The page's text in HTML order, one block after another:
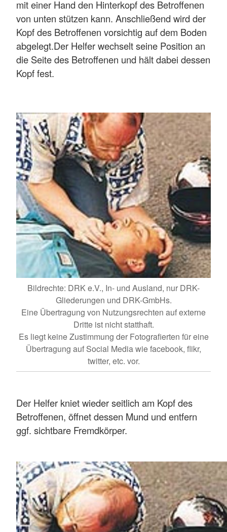
mit einer Hand den Hinterkopf des Betroffenen
von unten stützen kann. Anschließend wird der
Kopf des Betroffenen vorsichtig auf dem Boden
abgelegt.Der Helfer wechselt seine Position an
die Seite des Betroffenen und hält dabei dessen
Kopf fest.
Bildrechte: DRK e.V., In- und Ausland, nur DRK-
Gliederungen und DRK-GmbHs.
Eine Übertragung von Nutzungsrechten auf externe
Dritte ist nicht statthaft.
Es liegt keine Zustimmung der Fotografierten für eine
Übertragung auf Social Media wie facebook, flikr,
twitter, etc. vor.
Der Helfer kniet wieder seitlich am Kopf des
Betroffenen, öffnet dessen Mund und entfern
ggf. sichtbare Fremdkörper.